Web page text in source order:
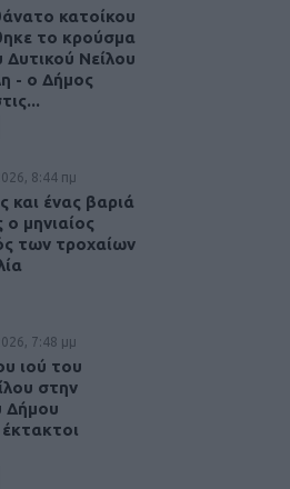
κατοίκου
το κρούσμα
Δυτικού Νείλου
- ο Δήμος
8:44 πμ
και ένας βαριά
μηνιαίος
των τροχαίων
7:48 μμ
ιού του
στην
Δήμου